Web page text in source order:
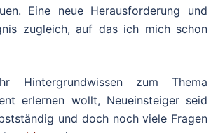
Eine neue Herausforderung und
zugleich, auf das ich mich schon
Hintergrundwissen zum Thema
erlernen wollt, Neueinsteiger seid
und doch noch viele Fragen